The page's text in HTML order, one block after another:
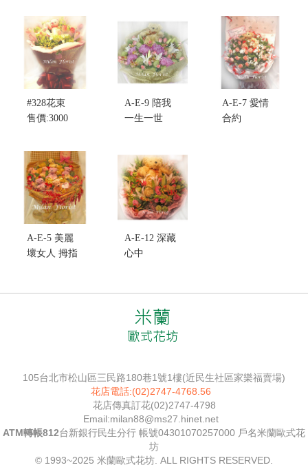
等值產品出
貨
售價:3000
#328花束
售價:3000
A-E-9 陪我
一生一世
A-E-7 愛情
合約
A-E-5 美麗
壞女人 拇指
A-E-12 深藏
心中
105台北市松山區三民路180巷1號1樓(近民生社區家樂福賣場)
花店電話:(02)2747-4768.56
花店傳真訂花(02)2747-4798
Email:milan88@ms27.hinet.net
ATM轉帳812台新銀行民生分行 帳號04301070257000 戶名米蘭歐式花
坊
© 1993~2025 米蘭歐式花坊. ALL RIGHTS RESERVED.